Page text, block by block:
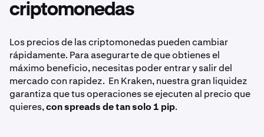
criptomonedas
Los precios de las criptomonedas pueden cambiar
rápidamente. Para asegurarte de que obtienes el
máximo beneficio, necesitas poder entrar y salir del
mercado con rapidez. En Kraken, nuestra gran liquidez
garantiza que tus operaciones se ejecuten al precio que
quieres,con spreads de tan solo 1 pip.